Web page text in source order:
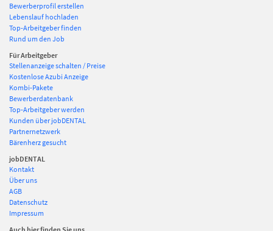
Bewerberprofil erstellen
Lebenslauf hochladen
Top-Arbeitgeber finden
Rund um den Job
Für Arbeitgeber
Stellenanzeige schalten / Preise
Kostenlose Azubi Anzeige
Kombi-Pakete
Bewerberdatenbank
Top-Arbeitgeber werden
Kunden über jobDENTAL
Partnernetzwerk
Bärenherz gesucht
jobDENTAL
Kontakt
Über uns
AGB
Datenschutz
Impressum